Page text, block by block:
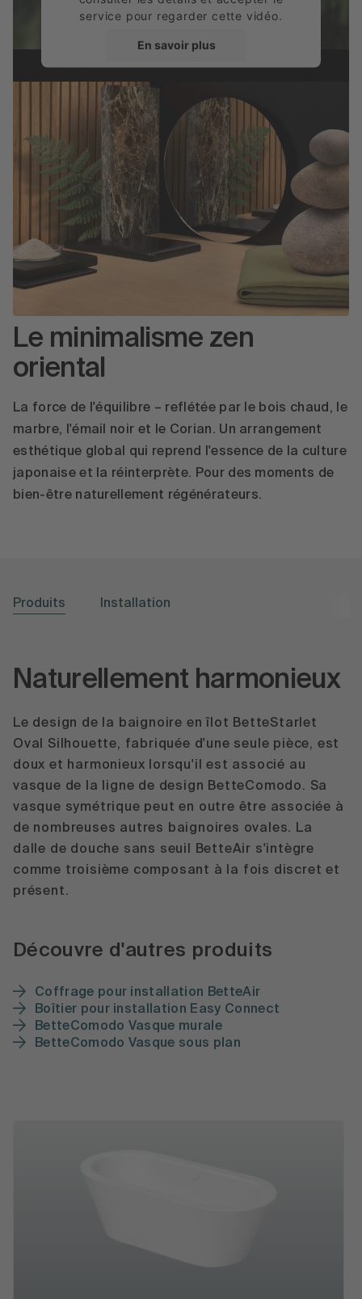
service pour regarder cette vidéo.
En savoir plus
Accepter
powered byUsercentrics Consent
Management Platform
Le minimalisme zen
oriental
La force de l'équilibre – reflétée par le bois chaud, le
marbre, l'émail noir et le Corian. Un arrangement
esthétique global qui reprend l'essence de la culture
japonaise et la réinterprète. Pour des moments de
bien-être naturellement régénérateurs.
Produits Installation
Naturellement harmonieux
Le design de la baignoire en îlot BetteStarlet
Oval Silhouette, fabriquée d'une seule pièce, est
doux et harmonieux lorsqu'il est associé au
vasque de la ligne de design BetteComodo. Sa
vasque symétrique peut en outre être associée à
de nombreuses autres baignoires ovales. La
dalle de douche sans seuil BetteAir s'intègre
comme troisième composant à la fois discret et
présent.
Découvre d'autres produits
Coffrage pour installation BetteAir
Boîtier pour installation Easy Connect
BetteComodo Vasque murale
BetteComodo Vasque sous plan